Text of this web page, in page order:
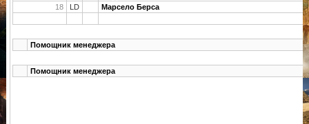
18
LD Марсело Берса
Помощник менеджера
Помощник менеджера